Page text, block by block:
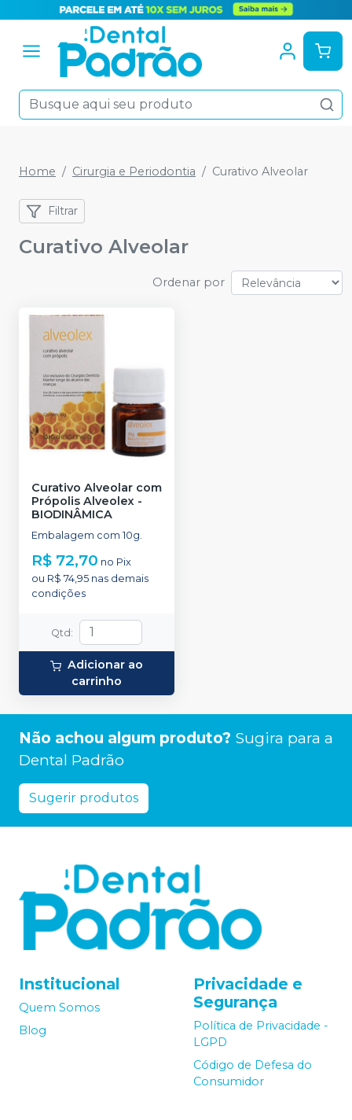
Home Cirurgia e Periodontia Curativo Alveolar
Filtrar
Curativo Alveolar
Ordenar por
Curativo Alveolar com
Própolis Alveolex -
BIODINÂMICA
Embalagem com 10g.
R$ 72,70 no Pix
ou R$ 74,95 nas demais
condições
Qtd :
Adicionar ao
carrinho
Não achou algum produto? Sugira para a
Dental Padrão
Sugerir produtos
Institucional
Quem Somos
Blog
Privacidade e
Segurança
Política de Privacidade -
LGPD
Código de Defesa do
Consumidor